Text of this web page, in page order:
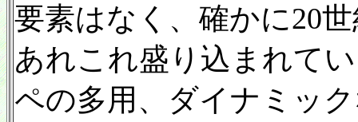
要素はなく、確かに20
あれこれ盛り込まれて
ペの多用、ダイナミッ